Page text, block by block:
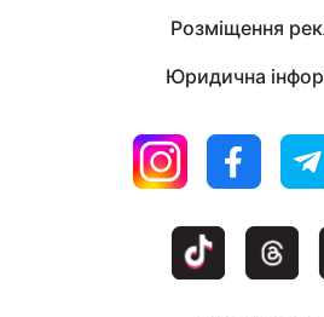
Розміщення
Юридична